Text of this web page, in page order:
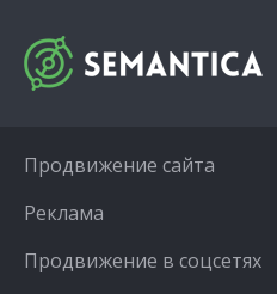
Продвижение сайта
Реклама
Продвижение в соцсетях